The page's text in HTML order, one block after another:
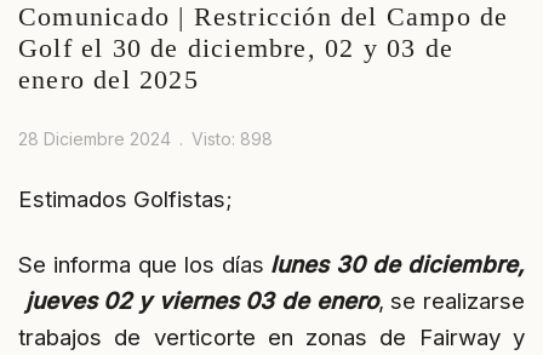
Comunicado | Restricción del Campo de
Golf el 30 de diciembre, 02 y 03 de
enero del 2025
28 Diciembre 2024 Visto: 898
Estimados Golfistas;
Se informa que los días lunes 30 de diciembre,
jueves 02 y viernes 03 de enero, se realizarse
trabajos de verticorte en zonas de Fairway y